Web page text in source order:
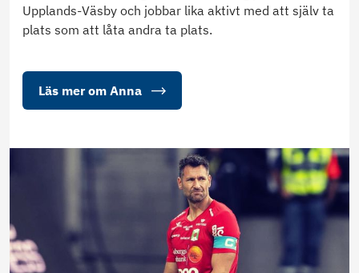
Upplands-Väsby och jobbar lika aktivt med att själv ta
plats som att låta andra ta plats.
Läs mer om Anna